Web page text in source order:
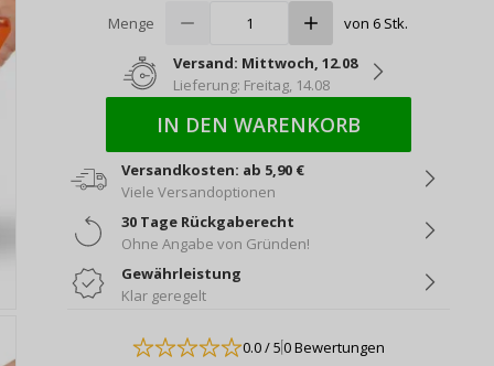
Menge von 6 Stk.
Versand: Mittwoch, 12.08
Lieferung: Freitag, 14.08
IN DEN WARENKORB
Versandkosten: ab 5,90 €
Viele Versandoptionen
30 Tage Rückgaberecht
Ohne Angabe von Gründen!
Gewährleistung
Klar geregelt
0.0/ 50 Bewertungen